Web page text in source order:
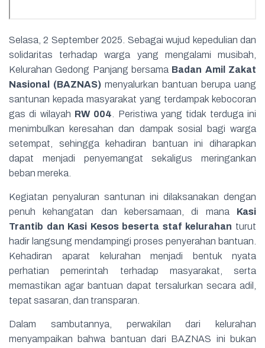
Selasa, 2 September 2025. Sebagai wujud kepedulian dan
solidaritas terhadap warga yang mengalami musibah,
Kelurahan Gedong Panjang bersama Badan Amil Zakat
Nasional (BAZNAS) menyalurkan bantuan berupa uang
santunan kepada masyarakat yang terdampak kebocoran
gas di wilayah RW 004 . Peristiwa yang tidak terduga ini
menimbulkan keresahan dan dampak sosial bagi warga
setempat, sehingga kehadiran bantuan ini diharapkan
dapat menjadi penyemangat sekaligus meringankan
beban mereka.
Kegiatan penyaluran santunan ini dilaksanakan dengan
penuh kehangatan dan kebersamaan, di mana Kasi
Trantib dan Kasi Kesos beserta staf kelurahan turut
hadir langsung mendampingi proses penyerahan bantuan.
Kehadiran aparat kelurahan menjadi bentuk nyata
perhatian pemerintah terhadap masyarakat, serta
memastikan agar bantuan dapat tersalurkan secara adil,
tepat sasaran, dan transparan.
Dalam sambutannya, perwakilan dari kelurahan
menyampaikan bahwa bantuan dari BAZNAS ini bukan